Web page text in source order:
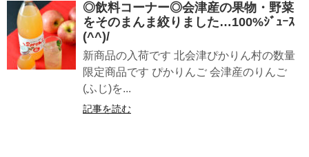
◎飲料コーナー◎会津産の果物・野菜
をそのまんま絞りました…100%ｼﾞｭｰｽ
(^^)/
新商品の入荷です 北会津ぴかりん村の数量
限定商品です ぴかりんご 会津産のりんご
(ふじ)を...
記事を読む